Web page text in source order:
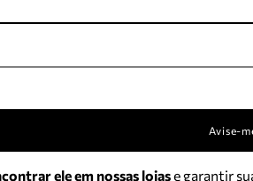
Avise-
ele em nossas lojase garantir